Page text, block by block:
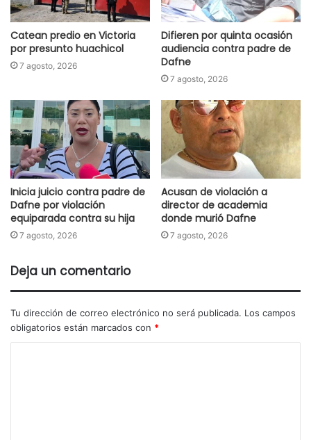
Catean predio en Victoria
por presunto huachicol
7 agosto, 2026
Difieren por quinta ocasión
audiencia contra padre de
Dafne
7 agosto, 2026
Inicia juicio contra padre de
Dafne por violación
equiparada contra su hija
7 agosto, 2026
Acusan de violación a
director de academia
donde murió Dafne
7 agosto, 2026
Deja un comentario
Tu dirección de correo electrónico no será publicada. Los campos
obligatorios están marcados con *